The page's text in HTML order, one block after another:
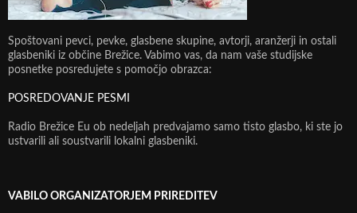
Spoštovani pevci, pevke, glasbene skupine, avtorji, aranžerji in ostali
glasbeniki iz občine Brežice. Vabimo vas, da nam vaše studijske
posnetke posredujete s pomočjo obrazca:
POSREDOVANJE PESMI
Radio Brežice Eu ob nedeljah predvajamo samo tisto glasbo, ki ste jo
ustvarili ali soustvarili lokalni glasbeniki.
VABILO ORGANIZATORJEM PRIREDITEV